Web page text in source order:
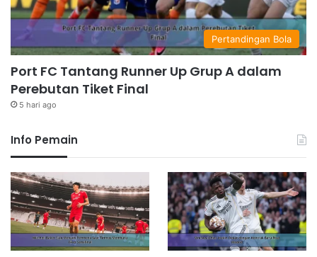
Pertandingan Bola
Port FC Tantang Runner Up Grup A dalam
Perebutan Tiket Final
5 hari ago
Info Pemain